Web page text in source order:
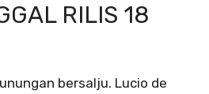
RILIS 18
bersalju. Lucio de